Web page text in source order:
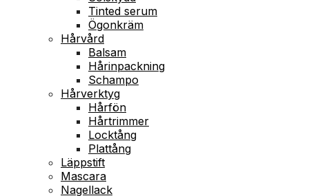
Tinted serum
Ögonkräm
Hårvård
Balsam
Hårinpackning
Schampo
Hårverktyg
Hårfön
Hårtrimmer
Locktång
Plattång
Läppstift
Mascara
Nagellack